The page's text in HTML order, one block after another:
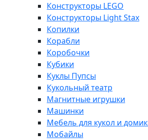
Конструкторы LEGO
Конструкторы Light Stax
Копилки
Корабли
Коробочки
Кубики
Куклы Пупсы
Кукольный театр
Магнитные игрушки
Машинки
Мебель для кукол и
Мобайлы